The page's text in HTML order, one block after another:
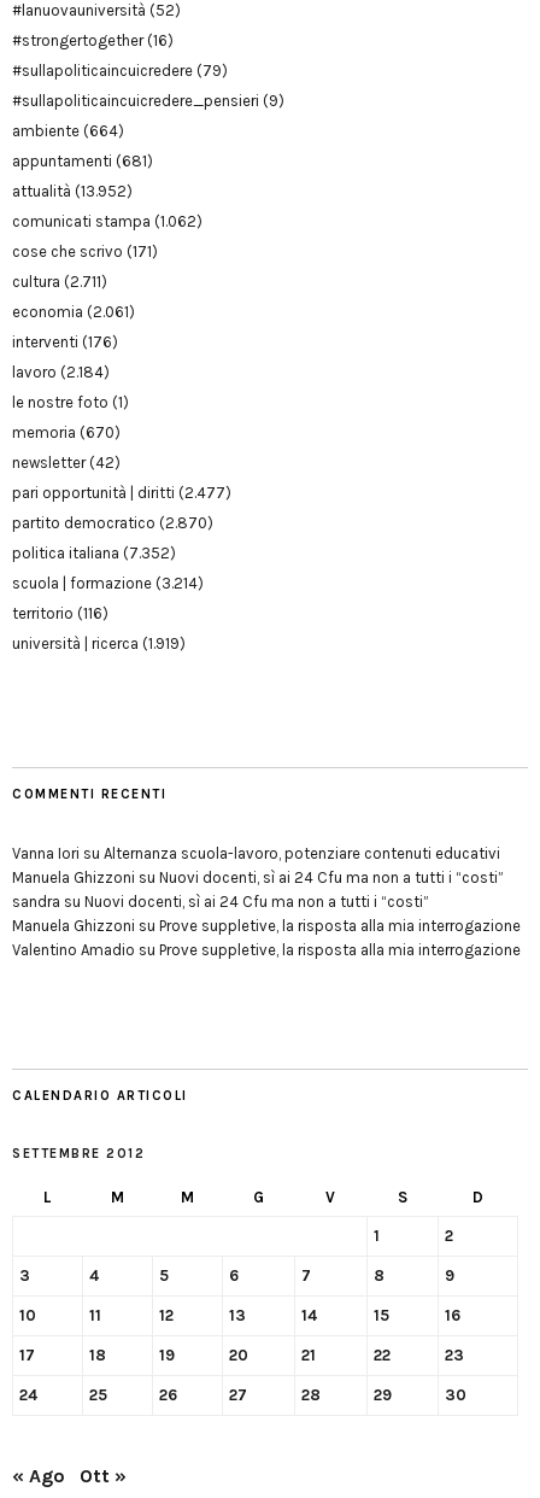
#lanuovauniversità (52)
#strongertogether(16)
#sullapoliticaincuicredere (79)
#sullapoliticaincuicredere_pensieri (9)
ambiente (664)
appuntamenti (681)
attualità (13.952)
comunicati stampa (1.062)
cose che scrivo (171)
cultura (2.711)
economia (2.061)
interventi (176)
lavoro (2.184)
le nostre foto (1)
memoria (670)
newsletter(42)
pari opportunità | diritti (2.477)
partito democratico (2.870)
politica italiana (7.352)
scuola | formazione (3.214)
territorio (116)
università | ricerca (1.919)
COMMENTI RECENTI
Vanna Iori su Alternanza scuola-lavoro, potenziare contenuti educativi
Manuela Ghizzoni su Nuovi docenti, sì ai 24 Cfu ma non a tutti i “costi”
sandra su Nuovi docenti, sì ai 24 Cfu ma non a tutti i “costi”
Manuela Ghizzoni su Prove suppletive, la risposta alla mia interrogazione
Valentino Amadio su Prove suppletive, la risposta alla mia interrogazione
CALENDARIO ARTICOLI
SETTEMBRE 2012
L M M G V S D
1 2
3 4 5 6 7 8 9
10 11 12 13 14 15 16
17 18 19 20 21 22 23
24 25 26 27 28 29 30
« Ago Ott »